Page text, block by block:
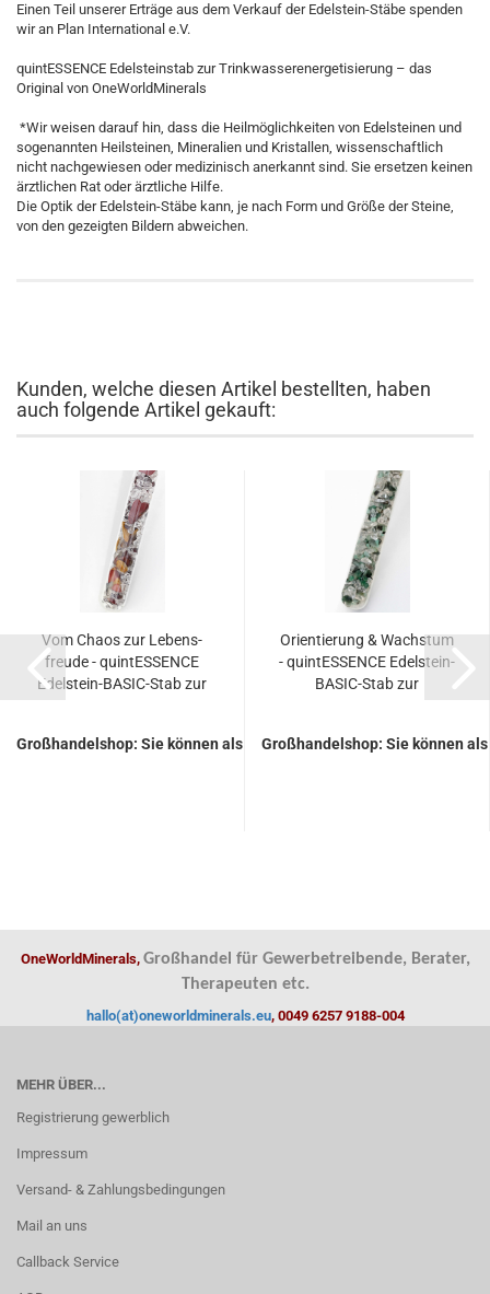
Einen Teil unserer Erträge aus dem Verkauf der Edelstein-Stäbe spenden
wir an Plan International e.V.
quintESSENCE Edelsteinstab zur Trinkwasserenergetisierung – das
Original von OneWorldMinerals
*Wir weisen darauf hin, dass die Heilmöglichkeiten von Edelsteinen und
sogenannten Heilsteinen, Mineralien und Kristallen, wissenschaftlich
nicht nachgewiesen oder medizinisch anerkannt sind. Sie ersetzen keinen
ärztlichen Rat oder ärztliche Hilfe.
Die Optik der Edelstein-Stäbe kann, je nach Form und Größe der Steine,
von den gezeigten Bildern abweichen.
Kunden, welche diesen Artikel bestellten, haben
auch folgende Artikel gekauft:
Vom Chaos zur Le­bens­
freu­de - quintESSENCE
Edelstein-​​BASIC-​Stab zur
Großhandelshop: Sie können als Gast keine Preise sehen.
Ori­en­tie­rung & Wachs­tum
- quintESSENCE Edelstein-​​
BASIC-​Stab zur
Großhandelshop: Sie können
OneWorldMinerals, Großhandel für Gewerbetreibende, Berater,
Therapeuten etc.
hallo(at)oneworldminerals.eu, 0049 6257 9188-004
MEHR ÜBER...
Registrierung gewerblich
Impressum
Versand- & Zahlungsbedingungen
Mail an uns
Callback Service